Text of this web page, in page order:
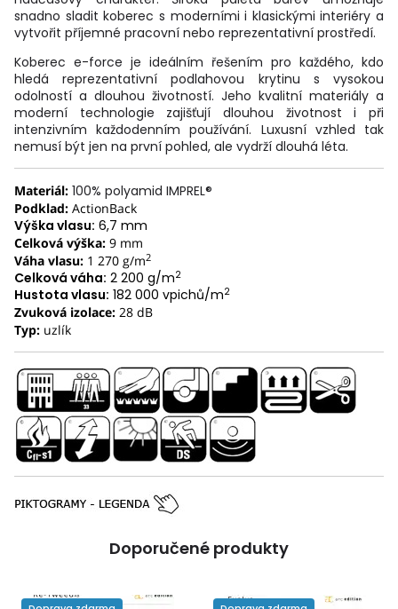
snadno sladit koberec s moderními i klasickými interiéry a
vytvořit příjemné pracovní nebo reprezentativní prostředí.
Koberec e-force je ideálním řešením pro každého, kdo
hledá reprezentativní podlahovou krytinu s vysokou
odolností a dlouhou životností. Jeho kvalitní materiály a
moderní technologie zajišťují dlouhou životnost i při
intenzivním každodenním používání. Luxusní vzhled tak
nemusí být jen na první pohled, ale vydrží dlouhá léta.
Materiál: 100% polyamid IMPREL®
Podklad: ActionBack
Výška vlasu: 6,7 mm
Celková výška: 9 mm
Váha vlasu: 1 270 g/m2
Celková váha: 2 200 g/m2
Hustota vlasu: 182 000 vpichů/m2
Zvuková izolace: 28 dB
Typ: uzlík
Doporučené produkty